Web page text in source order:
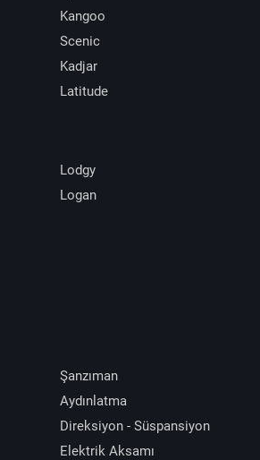
Kangoo
Scenic
Kadjar
Latitude
Lodgy
Logan
Şanzıman
Aydınlatma
Direksiyon - Süspansiyon
Elektrik Aksamı